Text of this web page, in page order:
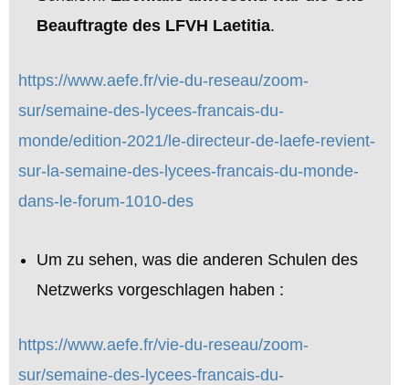
Beauftragte des LFVH Laetitia.
https://www.aefe.fr/vie-du-reseau/zoom-
sur/semaine-des-lycees-francais-du-
monde/edition-2021/le-directeur-de-laefe-revient-
sur-la-semaine-des-lycees-francais-du-monde-
dans-le-forum-1010-des
Um zu sehen, was die anderen Schulen des
Netzwerks vorgeschlagen haben :
https://www.aefe.fr/vie-du-reseau/zoom-
sur/semaine-des-lycees-francais-du-